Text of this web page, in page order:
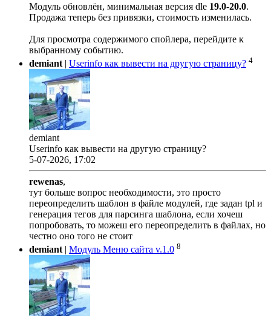
Модуль обновлён, минимальная версия dle 19.0-20.0.
Продажа теперь без привязки, стоимость изменилась.
Для просмотра содержимого спойлера, перейдите к
выбранному событию.
demiant | Userinfo как вывести на другую страницу? 4
demiant
Userinfo как вывести на другую страницу?
5-07-2026, 17:02
rewenas,
тут больше вопрос необходимости, это просто
переопределить шаблон в файле модулей, где задан tpl и
генерация тегов для парсинга шаблона, если хочеш
попробовать, то можеш его переопределить в файлах, но
честно оно того не стоит
demiant| Модуль Меню сайта v.1.0 8